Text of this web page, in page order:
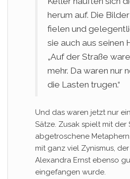
herum auf. Die
fielen und
sie auch aus seinen
„Auf der Straße
mehr. Da waren nur
die Lasten trugen.“
Und das waren jetzt nur
Sätze. Zusak spielt mit der
abgetroschene
mit ganz viel Zynismus,
Alexandra Ernst ebenso
eingefangen wurde.